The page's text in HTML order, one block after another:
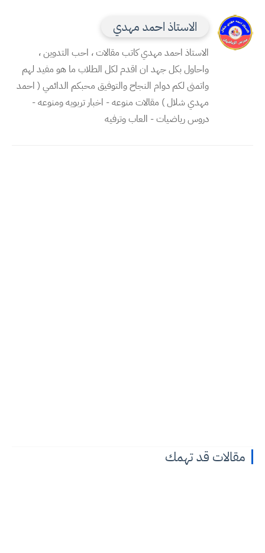
الاستاذ احمد مهدي
الاستاذ احمد مهدي كاتب مقالات ، احب التدوين ،
واحاول بكل جهد ان اقدم لكل الطلاب ما هو مفيد لهم
واتمنى لكم دوام النجاح والتوفيق محبكم الدائمي ( احمد
مهدي شلال ) مقالات منوعه - اخبار تربويه ومنوعه -
دروس رياضيات - العاب وترفيه
مقالات قد تهمك